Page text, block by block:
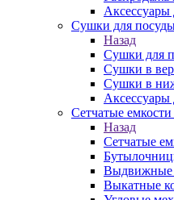
Сушки для
Назад
Сушки для
Сушки в
Сушки в
Аксессуары
Сетчатые
Назад
Сетчатые
Выдвижные
Выкатные